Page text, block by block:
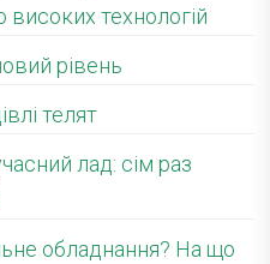
високих технологій
рівень
телят
лад: сім раз
обладнання? На що